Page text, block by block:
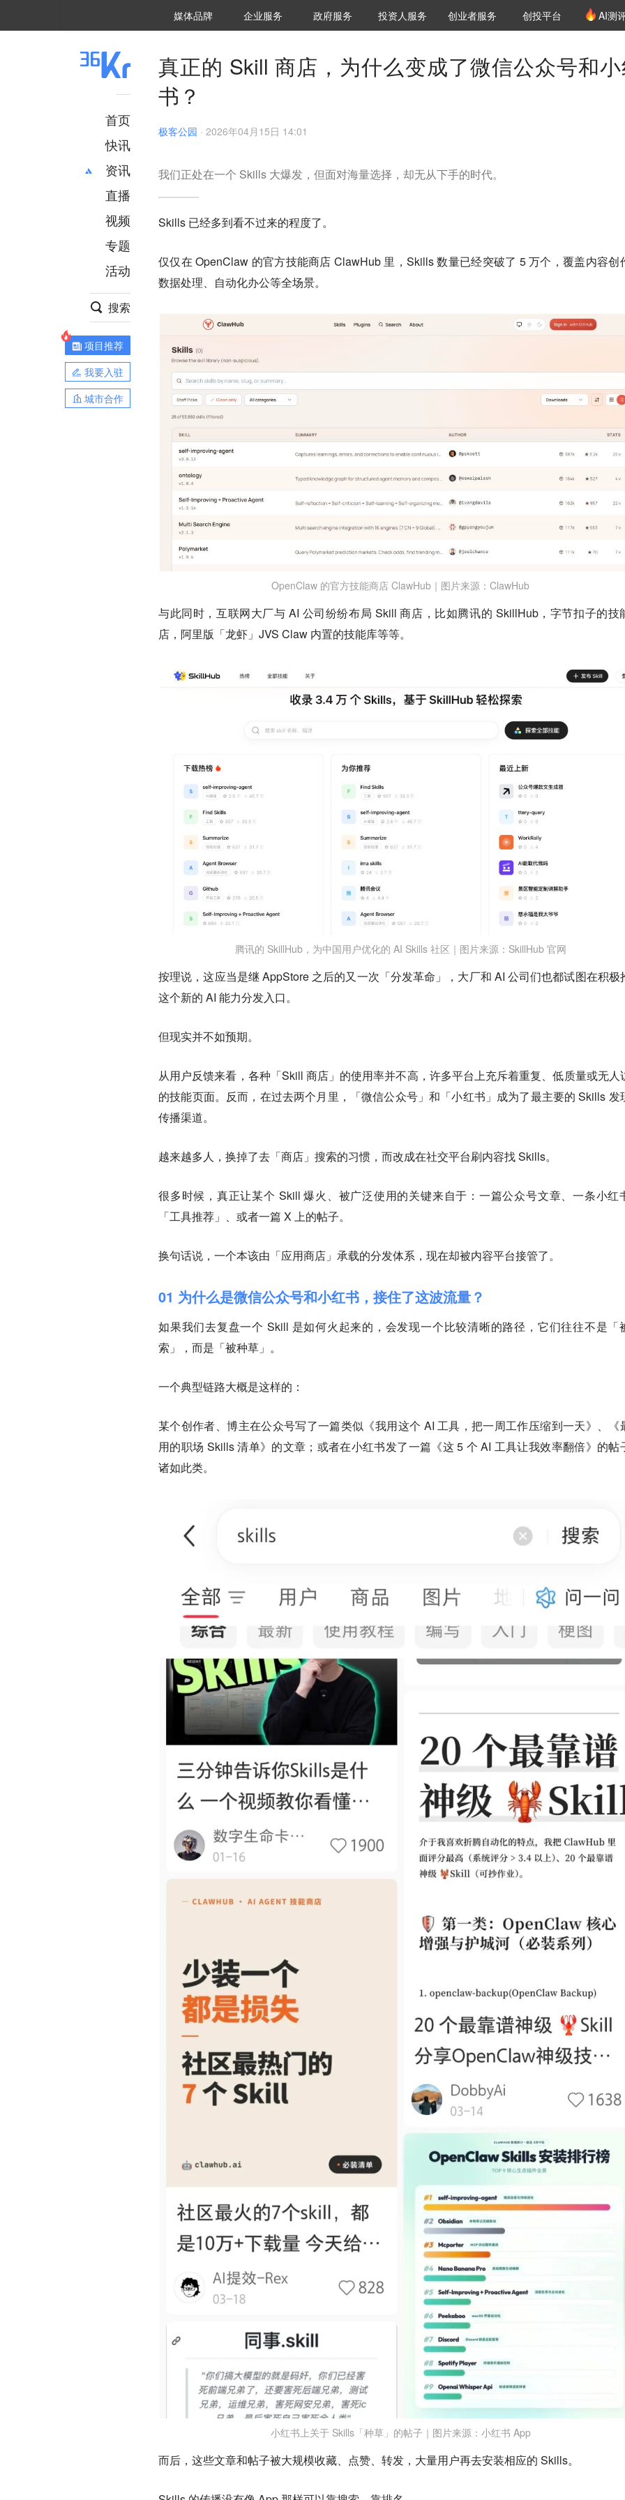
媒体品牌 36Kr研究院
企业服务 城市之窗
政府服务 VClub投资机构库
投资机构职位推介
投资人服务 创投氪堂
创业者服务 创投平台 AI测
首页
快讯
资讯
推荐
财经
项目推荐
安徽
直播
视频
专题
活动
搜索
项目推荐
我要入驻
城市合作
真正的 Skill 商店，为什么变成了微信公众号和
书？
极客公园 · 2026年04月15日 14:01
​我们正处在一个 Skills 大爆发，但面对海量选择，却无从下手的时代。
Skills 已经多到看不过来的程度了。
仅仅在 OpenClaw 的官方技能商店 ClawHub 里，Skills 数量已经突破了 5 万个，覆盖内容创
数据处理、自动化办公等全场景。
OpenClaw 的官方技能商店 ClawHub｜图片来源：ClawHub
与此同时，互联网大厂与 AI 公司纷纷布局 Skill 商店，比如腾讯的 SkillHub，字节扣子的技
店，阿里版「龙虾」JVS Claw 内置的技能库等等。
腾讯的 SkillHub，为中国用户优化的 AI Skills 社区｜图片来源：SkillHub 官网
按理说，这应当是继 AppStore 之后的又一次「分发革命」，大厂和 AI 公司们也都试图在积极
这个新的 AI 能力分发入口。
但现实并不如预期。
从用户反馈来看，各种「Skill 商店」的使用率并不高，许多平台上充斥着重复、低质量或无人
的技能页面。反而，在过去两个月里，「微信公众号」和「小红书」成为了最主要的 Skills 发
传播渠道。
越来越多人，换掉了去「商店」搜索的习惯，而改成在社交平台刷内容找 Skills。
很多时候，真正让某个 Skill 爆火、被广泛使用的关键来自于：一篇公众号文章、一条小红
「工具推荐」、或者一篇 X 上的帖子。
换句话说，一个本该由「应用商店」承载的分发体系，现在却被内容平台接管了。
01 为什么是微信公众号和小红书，接住了这波流量？
如果我们去复盘一个 Skill 是如何火起来的，会发现一个比较清晰的路径，它们往往不是「
索」，而是「被种草」。
一个典型链路大概是这样的：
某个创作者、博主在公众号写了一篇类似《我用这个 AI 工具，把一周工作压缩到一天》、《
用的职场 Skills 清单》的文章；或者在小红书发了一篇《这 5 个 AI 工具让我效率翻倍》的帖
诸如此类。
小红书上关于 Skills「种草」的帖子｜图片来源：小红书 App
而后，这些文章和帖子被大规模收藏、点赞、转发，大量用户再去安装相应的 Skills。